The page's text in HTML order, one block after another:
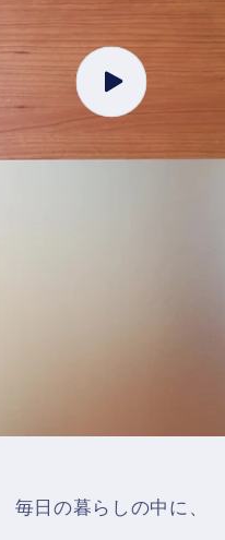
毎日の暮らしの中に、